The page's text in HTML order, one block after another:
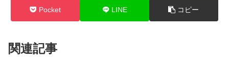
Pocket LINE コピー
関連記事